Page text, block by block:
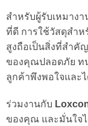
สำหรับผู้รับเหมาง
ที่ดี การใช้วัสดุสำ
สูงถือเป็นสิ่งที่สำคั
ของคุณปลอดภัย ท
ลูกค้าพึงพอใจและ
ร่วมงานกับ
ของคุณ และมั่นใจ